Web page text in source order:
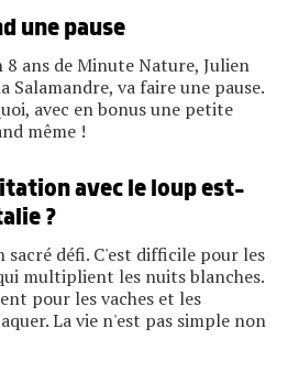
une pause
ans de Minute Nature, Julien
va faire une pause.
avec en bonus une petite
même !
avec le loup est-
?
défi. C'est difficile pour les
multiplient les nuits blanches.
pour les vaches et les
La vie n'est pas simple non